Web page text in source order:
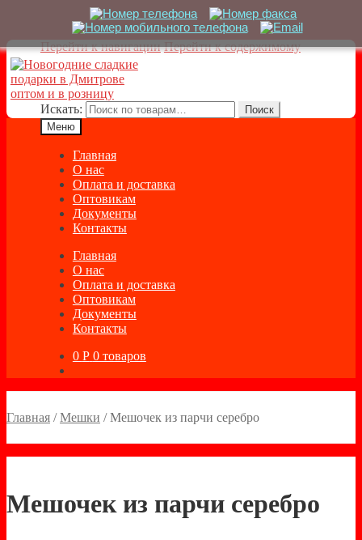
Перейти к навигации Перейти к содержимому
Искать:
Поиск
Меню
Главная
О нас
Оплата и доставка
Оптовикам
Документы
Контакты
Главная
О нас
Оплата и доставка
Оптовикам
Документы
Контакты
0 Р 0 товаров
Главная /Мешки /Мешочек из парчи серебро
Мешочек из парчи серебро